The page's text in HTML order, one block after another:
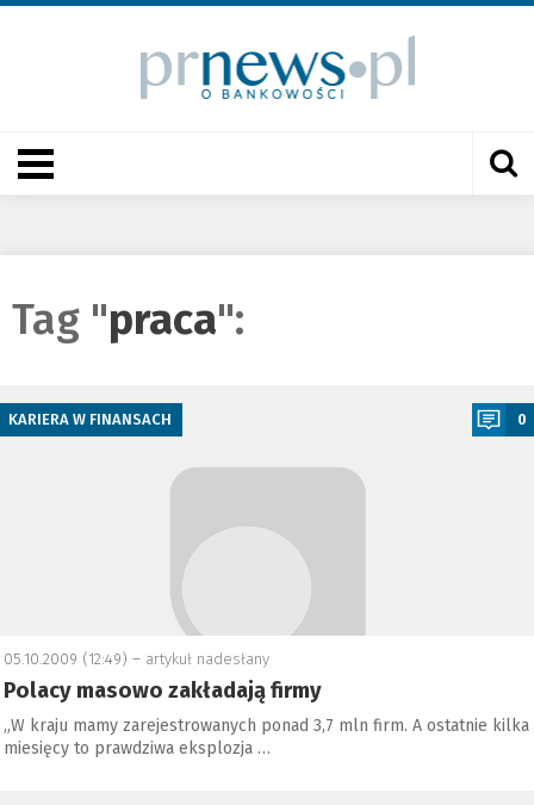
Tag "praca":
KARIERA W FINANSACH 0
05.10.2009 (12:49) – artykuł nadesłany
Polacy masowo zakładają firmy
„W kraju mamy zarejestrowanych ponad 3,7 mln firm. A ostatnie kilka
miesięcy to prawdziwa eksplozja …